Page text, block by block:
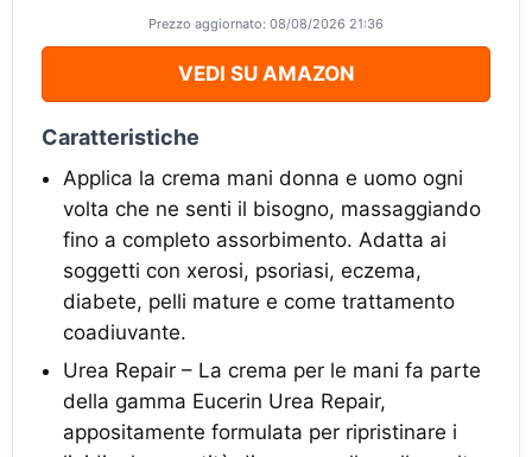
Prezzo aggiornato: 08/08/2026 21:36
VEDI SU AMAZON
Caratteristiche
Applica la crema mani donna e uomo ogni
volta che ne senti il bisogno, massaggiando
fino a completo assorbimento. Adatta ai
soggetti con xerosi, psoriasi, eczema,
diabete, pelli mature e come trattamento
coadiuvante.
Urea Repair – La crema per le mani fa parte
della gamma Eucerin Urea Repair,
appositamente formulata per ripristinare i